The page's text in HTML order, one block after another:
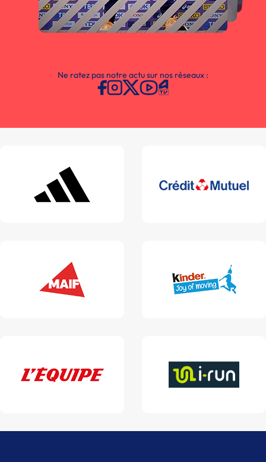
Ne ratez pas notre actu sur nos réseaux :